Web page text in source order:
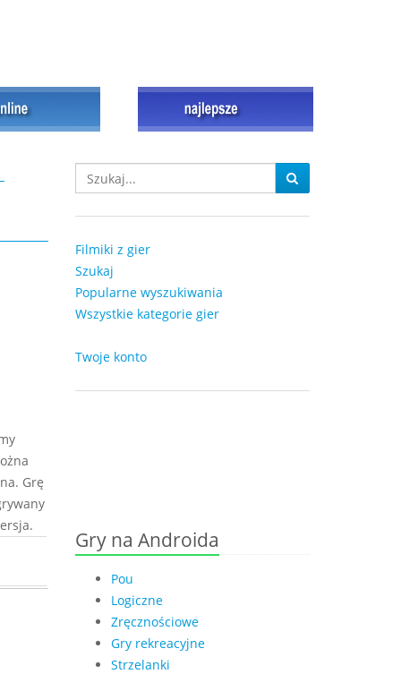
Grę
Filmiki z gier
Szukaj
Popularne wyszukiwania
Wszystkie kategorie gier
Twoje konto
Gry na Androida
Pou
Logiczne
Zręcznościowe
Gry rekreacyjne
Strzelanki